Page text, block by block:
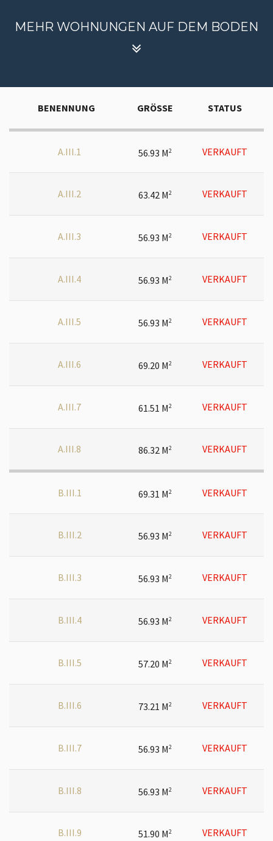
MEHR WOHNUNGEN AUF DEM BODEN
BENENNUNG GRÖSSE STATUS
A.III.1 56.93 M2 VERKAUFT
A.III.2 63.42 M2 VERKAUFT
A.III.3 56.93 M2 VERKAUFT
A.III.4 56.93 M2 VERKAUFT
A.III.5 56.93 M2 VERKAUFT
A.III.6 69.20 M2 VERKAUFT
A.III.7 61.51 M2 VERKAUFT
A.III.8 86.32 M2 VERKAUFT
B.III.1 69.31 M2 VERKAUFT
B.III.2 56.93 M2 VERKAUFT
B.III.3 56.93 M2 VERKAUFT
B.III.4 56.93 M2 VERKAUFT
B.III.5 57.20 M2 VERKAUFT
B.III.6 73.21 M2 VERKAUFT
B.III.7 56.93 M2 VERKAUFT
B.III.8 56.93 M2 VERKAUFT
B.III.9 51.90 M2 VERKAUFT